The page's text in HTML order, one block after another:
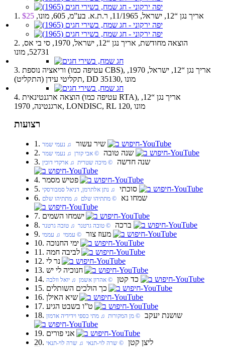
1. אריך נגן “12, ישראל, 11/1965, ר.ת.א. בע”מ, 605, מונו, $25
2. הוצאה מחודשת, אריך נגן “12, ישראל, 1970, סי בי אס,
52731, מונו
3. וריאציה נוספת (עטיפה כמו CBS), אריך נגן “12, ישראל, 1970,
תקליטי עידן (התקליט), DD 35130, מונו
4. הוצאה ארגנטינאית (עטיפה כמו RTA), אריך נגן “12,
ארגנטינה, 1970, LONDISC, RL 120, מונו
רצועות
1. שיר עשור ♫ נעמי שמר
2. שנה טובה © אבי קורן ♫ נעמי שמר
3. שנה חדשה © מיכה שטרית ♫ ארקדי דוכין
4. פטיש מסמר
5. סוכתי ♫ נתן אלתרמן, דניאל סמבורסקי
6. שמחו נא © מתתיהו שלם ♫ מתתיהו שלם
7. ישמחו השמים
8. ברכה © טובה גרטנר ♫ טובה גרטנר
9. מעוז צור © עממי ♫ עממי
10. ימי החנוכה
11. לביבה חמה
12. נר לי
13. חנוכיה לי יש
14. כד קטן © אהרון אשמן ♫ יואל וולבה
15. כך הולכים השותלים
16. שיא האילן
17. ט”ו בשבט הגיע
18. שושנת יעקב © מן המקורות ♫ מתי כספי וידידיה אדמון
19. אני פורים
20. ליצן קטן © שרה לוי-תנאי ♫ שרה לוי-תנאי